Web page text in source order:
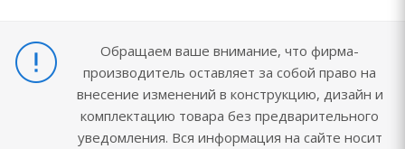
Обращаем ваше внимание, что фирма-
производитель оставляет за собой право на
внесение изменений в конструкцию, дизайн и
комплектацию товара без предварительного
уведомления. Вся информация на сайте носит